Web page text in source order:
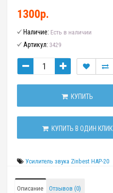
1300р.
Наличие: Есть в наличии
Артикул: 3429
КУПИТЬ
КУПИТЬ В ОДИН КЛИК
Усилитель звука Zinbest HAP-20
Описание Отзывов (0)